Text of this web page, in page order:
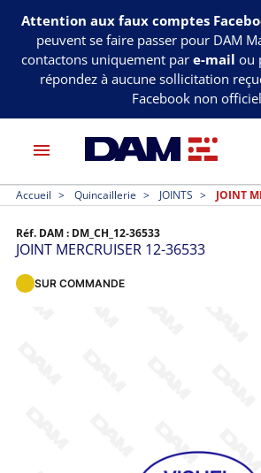
Attention aux faux comptes
peuvent se faire passer pour DAM
contactons uniquement par e-mail ou
répondez à aucune sollicitation
Facebook non
menu
Accueil Quincaillerie JOINTS JOINT
Réf. DAM : DM_CH_12-36533
JOINT MERCRUISER 12-36533
SUR COMMANDE